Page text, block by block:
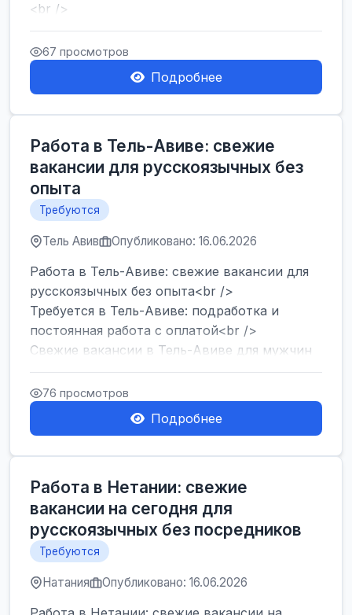
<br />
Работа в Нетании на мебельном
производстве: требу...
67 просмотров
Подробнее
Работа в Тель-Авиве: свежие
вакансии для русскоязычных без
опыта
Требуются
Тель Авив Опубликовано: 16.06.2026
Работа в Тель-Авиве: свежие вакансии для
русскоязычных без опыта<br />
Требуется в Тель-Авиве: подработка и
постоянная работа с оплатой<br />
Свежие вакансии в Тель-Авиве для мужчин
и женщин от хозя...
76 просмотров
Подробнее
Работа в Нетании: свежие
вакансии на сегодня для
русскоязычных без посредников
Требуются
Натания Опубликовано: 16.06.2026